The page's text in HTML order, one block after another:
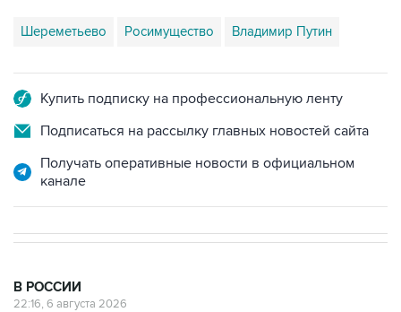
Шереметьево Росимущество Владимир Путин
Купить подписку на профессиональную ленту
Подписаться на рассылку главных новостей сайта
Получать оперативные новости в официальном
канале
В РОССИИ
22:16, 6 августа 2026